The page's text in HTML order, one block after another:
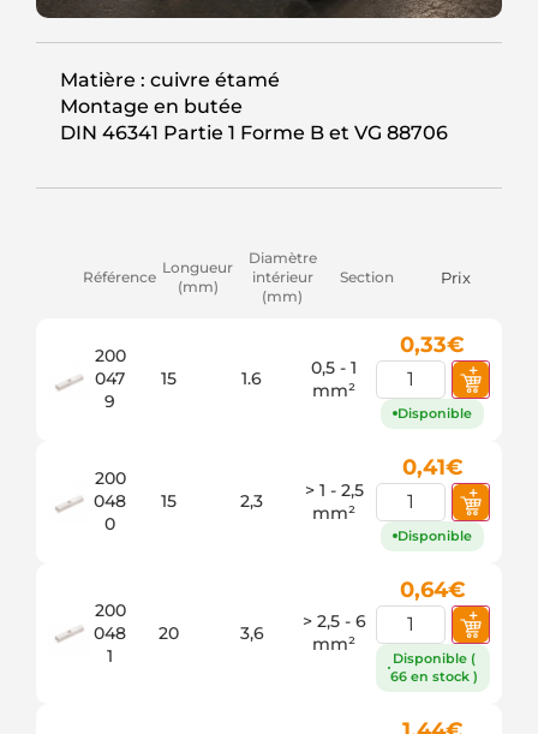
Matière : cuivre étamé
Montage en butée
DIN 46341 Partie 1 Forme B et VG 88706
Référence
Longueur
(mm)
Diamètre
intérieur
(mm)
Section Prix
200
047
9
15 1.6
0,5 - 1
mm²
0,33€
Disponible
200
048
0
15 2,3
> 1 - 2,5
mm²
0,41€
Disponible
200
048
1
20 3,6
> 2,5 - 6
mm²
0,64€
Disponible (
66 en stock )